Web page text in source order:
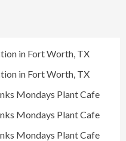
in Fort Worth, TX
in Fort Worth, TX
Mondays Plant Cafe
Mondays Plant Cafe
Mondays Plant Cafe